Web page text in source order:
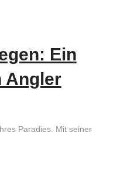
Ein
Angler
Paradies. Mit seiner